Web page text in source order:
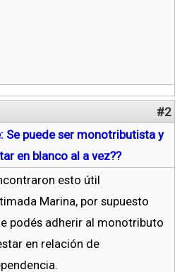
#2
Se puede ser monotributista y
en blanco al a vez??
esto útil
Marina, por supuesto
podés adherir al monotributo
en relación de